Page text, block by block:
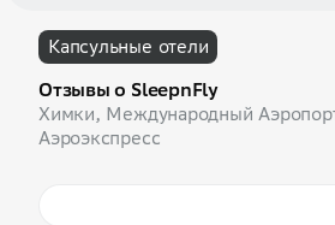
Капсульные отели
Отзывы о SleepnFly
Химки, Международный
Аэроэкспресс